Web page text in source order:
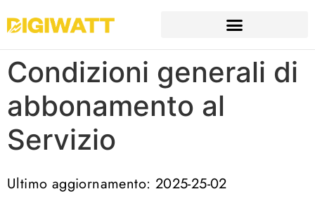
Condizioni generali di
abbonamento al
Servizio
Ultimo aggiornamento: 2025-25-02